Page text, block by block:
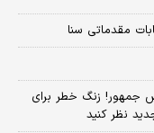
مقدماتی سنا
جمهور! زنگ خطر برای
نظر کنید